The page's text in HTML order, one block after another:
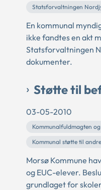
Statsforvaltningen
En kommunal
ikke fandtes en akt
Statsforvaltningen
dokumenter.
Støtte til
03-05-2010
Kommunalfuldmagten
Kommunal støtte til
Morsø Kommune
og EUC-elever.
grundlaget for